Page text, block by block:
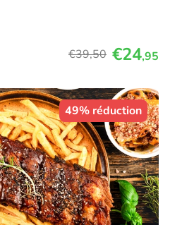
€39,50 €24,95
49% réduction